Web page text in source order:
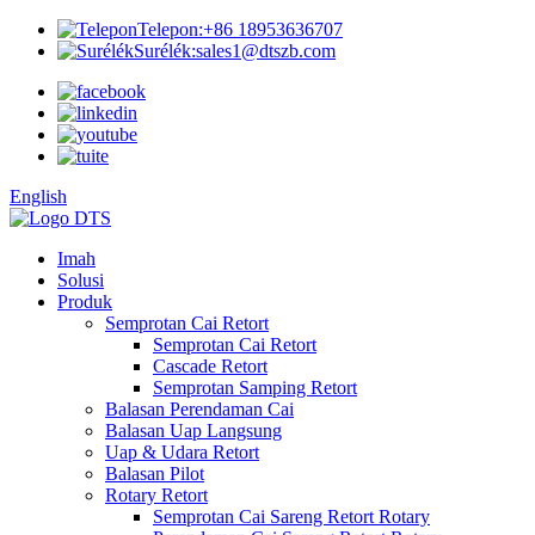
Telepon:+86 18953636707
Surélék:sales1@dtszb.com
English
Imah
Solusi
Produk
Semprotan Cai Retort
Semprotan Cai Retort
Cascade Retort
Semprotan Samping Retort
Balasan Perendaman Cai
Balasan Uap Langsung
Uap & Udara Retort
Balasan Pilot
Rotary Retort
Semprotan Cai Sareng Retort Rotary